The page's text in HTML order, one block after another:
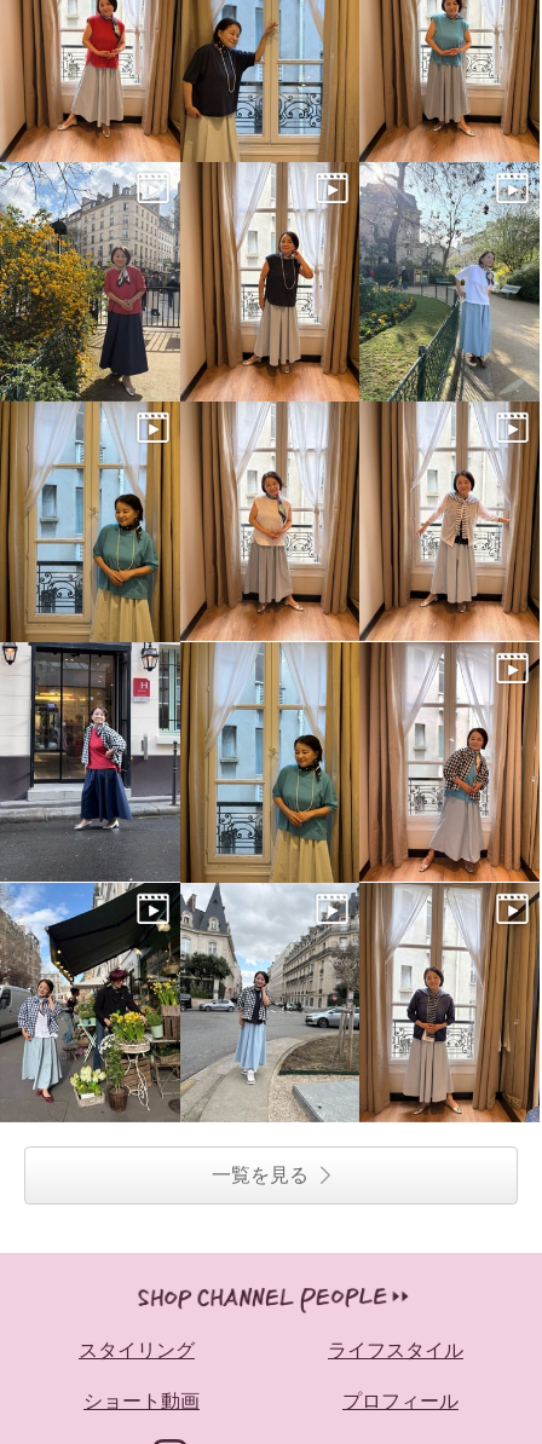
一覧を見る
スタイリング ライフスタイル
ショート動画 プロフィール